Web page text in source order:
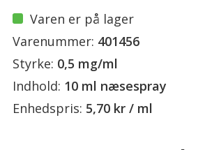
Varen er på lager
Varenummer: 401456
Styrke: 0,5 mg/ml
Indhold: 10 ml næsespray
Enhedspris: 5,70 kr / ml